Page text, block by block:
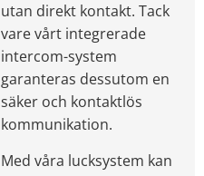
utan direkt kontakt. Tack
vare vårt integrerade
intercom-system
garanteras dessutom en
säker och kontaktlös
kommunikation.
Med våra lucksystem kan